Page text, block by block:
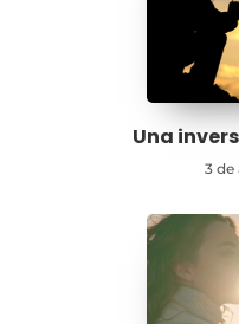
Una
3 de